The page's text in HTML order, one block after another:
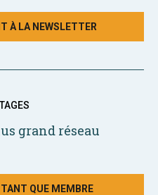
À LA NEWSLETTER
grand réseau
TANT QUE MEMBRE